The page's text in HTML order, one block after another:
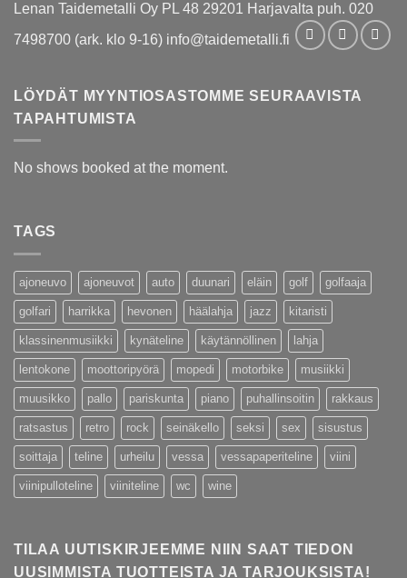
Lenan Taidemetalli Oy PL 48 29201 Harjavalta puh. 020
7498700 (ark. klo 9-16) info@taidemetalli.fi
LÖYDÄT MYYNTIOSASTOMME SEURAAVISTA
TAPAHTUMISTA
No shows booked at the moment.
TAGS
ajoneuvo ajoneuvot auto duunari eläin golf golfaaja
golfari harrikka hevonen häälahja jazz kitaristi
klassinenmusiikki kynäteline käytännöllinen lahja
lentokone moottoripyörä mopedi motorbike musiikki
muusikko pallo pariskunta piano puhallinsoitin rakkaus
ratsastus retro rock seinäkello seksi sex sisustus
soittaja teline urheilu vessa vessapaperiteline viini
viinipulloteline viiniteline wc wine
TILAA UUTISKIRJEEMME NIIN SAAT TIEDON
UUSIMMISTA TUOTTEISTA JA TARJOUKSISTA!